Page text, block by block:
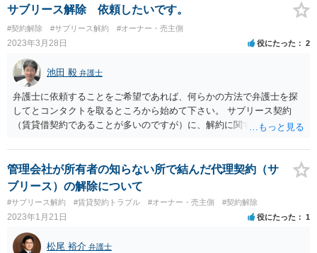
わず連絡しないよう通知してもらう方法も考えられます。
サブリース解除 依頼したいです。
#契約解除 #サブリース解約 #オーナー・売主側
2023年3月28日 役にたった 2
池田 毅 弁護士
弁護士に依頼することをご希望であれば、何らかの方法で弁護士を探
してとコンタクトを取るところから始めて下さい。 サブリース契約
（賃貸借契約であることが多いのですが）に、解約に関する条項が記
用する必要性について、どれだけ説得的に主張できるかの材料を集め
てください。 事案毎の個別性が強いので、結論はわかりかねますが、
可能性はあるかもしれません。
管理会社が所有者の知らない所で結んだ代理契約（サ
ブリース）の解除について
#サブリース解約 #賃貸契約トラブル #オーナー・売主側 #契約解除
2023年1月21日 役にたった 1
松尾 裕介 弁護士